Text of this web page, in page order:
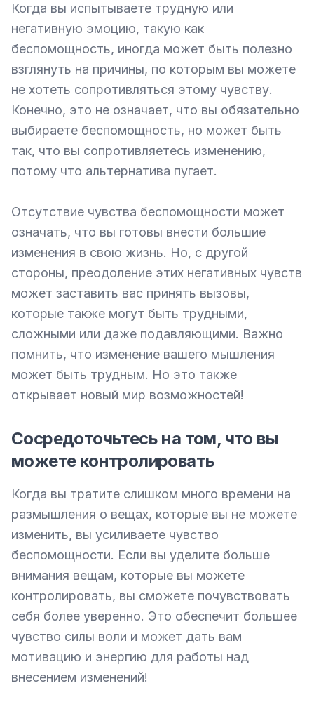
Когда вы испытываете трудную или
негативную эмоцию, такую как
беспомощность, иногда может быть полезно
взглянуть на причины, по которым вы можете
не хотеть сопротивляться этому чувству.
Конечно, это не означает, что вы обязательно
выбираете беспомощность, но может быть
так, что вы сопротивляетесь изменению,
потому что альтернатива пугает.
Отсутствие чувства беспомощности может
означать, что вы готовы внести большие
изменения в свою жизнь. Но, с другой
стороны, преодоление этих негативных чувств
может заставить вас принять вызовы,
которые также могут быть трудными,
сложными или даже подавляющими. Важно
помнить, что изменение вашего мышления
может быть трудным. Но это также
открывает новый мир возможностей!
Сосредоточьтесь на том, что вы
можете контролировать
Когда вы тратите слишком много времени на
размышления о вещах, которые вы не можете
изменить, вы усиливаете чувство
беспомощности. Если вы уделите больше
внимания вещам, которые вы можете
контролировать, вы сможете почувствовать
себя более уверенно. Это обеспечит большее
чувство силы воли и может дать вам
мотивацию и энергию для работы над
внесением изменений!